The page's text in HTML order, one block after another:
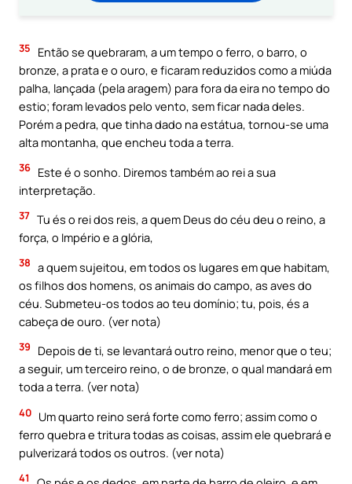
35
Então se quebraram, a um tempo o ferro, o barro, o
bronze, a prata e o ouro, e ficaram reduzidos como a miúda
palha, lançada (pela aragem) para fora da eira no tempo do
estio; foram levados pelo vento, sem ficar nada deles.
Porém a pedra, que tinha dado na estátua, tornou-se uma
alta montanha, que encheu toda a terra.
36 Este é o sonho. Diremos também ao rei a sua
interpretação.
37 Tu és o rei dos reis, a quem Deus do céu deu o reino, a
força, o Império e a glória,
38 a quem sujeitou, em todos os lugares em que habitam,
os filhos dos homens, os animais do campo, as aves do
céu. Submeteu-os todos ao teu domínio; tu, pois, és a
cabeça de ouro. (ver nota)
39
Depois de ti, se levantará outro reino, menor que o teu;
a seguir, um terceiro reino, o de bronze, o qual mandará em
toda a terra. (ver nota)
40 Um quarto reino será forte como ferro; assim como o
ferro quebra e tritura todas as coisas, assim ele quebrará e
pulverizará todos os outros. (ver nota)
41